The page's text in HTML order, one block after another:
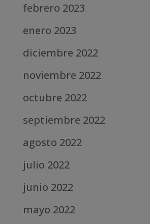
febrero 2023
enero 2023
diciembre 2022
noviembre 2022
octubre 2022
septiembre 2022
agosto 2022
julio 2022
junio 2022
mayo 2022